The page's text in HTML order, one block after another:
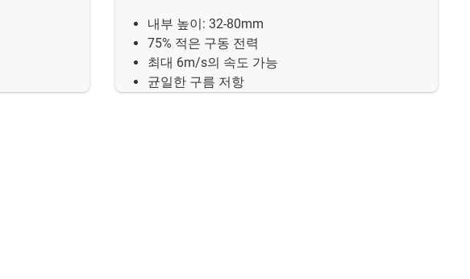
내부 높이: 32-80mm
75% 적은 구동 전력
최대 6m/s의 속도 가능
균일한 구름 저항